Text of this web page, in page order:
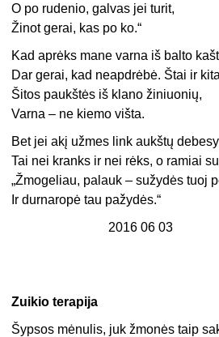
O po rudenio, galvas jei turit,
Žinot gerai, kas po ko.“
Kad aprėks mane varna iš balto
Dar gerai, kad neapdrėbė. Štai ir
Šitos paukštės iš klano žiniuonių,
Varna – ne kiemo višta.
Bet jei akį užmes link aukštų
Tai nei kranks ir nei rėks, o ramiai
„Žmogeliau, palauk – sužydės tuoj
Ir durnaropė tau pažydės.“
2016 06 03
Zuikio terapija
Šypsos mėnulis, juk žmonės taip